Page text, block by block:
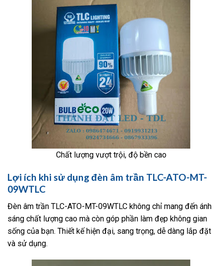
Chất lượng vượt trội, độ bền cao
Lợi ích khi sử dụng đèn âm trần TLC-ATO-MT-
09WTLC
Đèn âm trần TLC-ATO-MT-09WTLC không chỉ mang đến ánh
sáng chất lượng cao mà còn góp phần làm đẹp không gian
sống của bạn. Thiết kế hiện đại, sang trọng, dễ dàng lắp đặt
và sử dụng.